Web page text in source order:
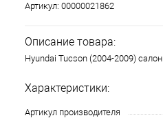
Артикул: 00000021862
Описание товара:
Hyundai Tucson (2004-2009) салон
Характеристики:
Артикул производителя